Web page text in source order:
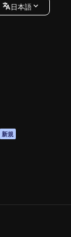
日本語
新規